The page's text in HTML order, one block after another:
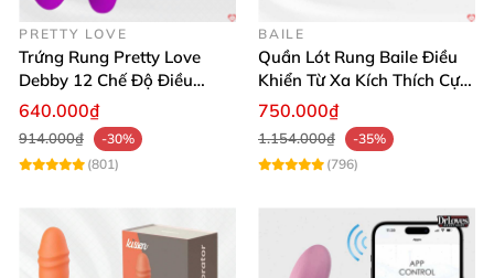
Hãy trải nghiệm ngay máy mát xa âm đạo cao cấp
thật sự! Đừng chần chừ,
mua hàng ngay hôm nayđể
tận hưởng sự khác biệt và nâng tầm cuộc sống tình
PRETTY LOVE
Trứng Rung Pretty Love
Debby 12 Chế Độ Điều
Khiển Từ Xa Siêu Mượt
640.000₫
914.000₫
-30%
(801)
BAILE
Quần Lót Rung Baile Điều
Khiển Từ Xa Kích Thích Cực
Mạnh
750.000₫
1.154.000₫
-35%
(796)